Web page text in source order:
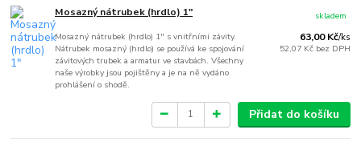
Mosazný nátrubek (hrdlo) 1"
Mosazný nátrubek (hrdlo) 1" s vnitřními závity.
Nátrubek mosazný (hrdlo) se používá ke spojování
závitových trubek a armatur ve stavbách. Všechny
naše výrobky jsou pojištěny a je na ně vydáno
prohlášení o shodě.
63,00 Kč/ks
52,07 Kč bez DPH
skladem
Přidat do košíku